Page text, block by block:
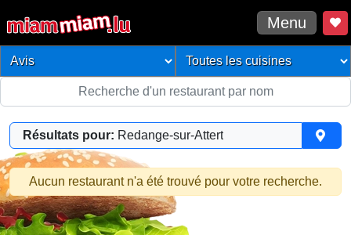
Menu
Résultats pour: Redange-sur-Attert
Aucun restaurant n'a été trouvé pour votre recherche.